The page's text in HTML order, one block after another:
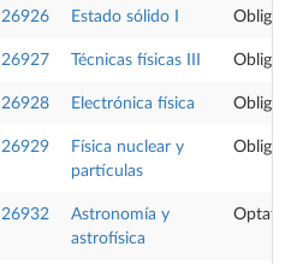
26926 Estado sólido I
26927 Técnicas físicas III
26928 Electrónica física
26929
Física nuclear y
partículas
26932
Astronomía y
astrofísica